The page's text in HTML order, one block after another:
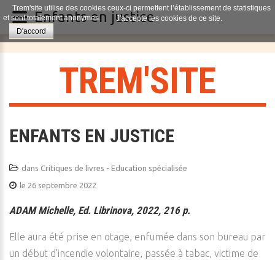
TREM'SITE
ENFANTS EN JUSTICE
dans Critiques de livres - Education spécialisée
le 26 septembre 2022
ADAM Michelle, Ed. Librinova, 2022, 216 p.
Elle aura été prise en otage, enfumée dans son bureau par
un début d’incendie volontaire, passée à tabac, victime de
Trem'site utilise des cookies ceux-ci permettent l’établissement de statistiques
et sont totalement anonymes.
J'accepte les cookies de ce site.
D'accord
Enfants en justice